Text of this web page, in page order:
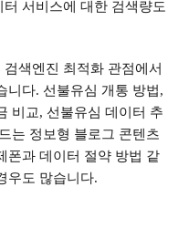
서비스에 대한 검색량도
색엔진 최적화 관점에서
니다. 선불유심 개통 방법,
비교, 선불유심 데이터 추
는 정보형 블로그 콘텐츠
폰과 데이터 절약 방법 같
우도 많습니다.